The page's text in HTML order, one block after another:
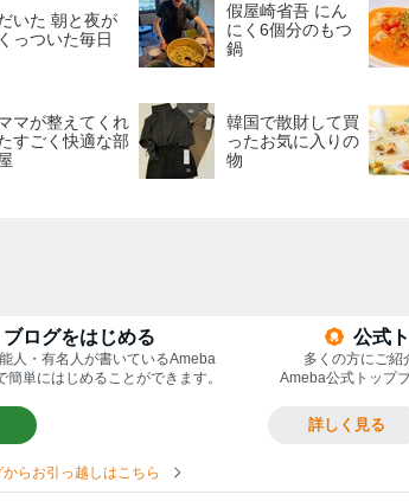
いた 朝と夜が
くっついた毎日
假屋崎省吾 にん
にく6個分のもつ
鍋
マが整えてくれ
すごく快適な部
韓国で散財して買
ったお気に入りの
物
ブログをはじめる
人・有名人が書いているAmeba
簡単にはじめることができます。
らお引っ越しはこちら
公式
多くの方にご紹
Ameba公式トップ
詳しく見る